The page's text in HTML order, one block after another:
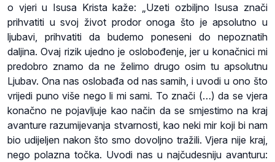
o vjeri u Isusa Krista kaže: „Uzeti ozbiljno Isusa znači
prihvatiti u svoj život prodor onoga što je apsolutno u
ljubavi, prihvatiti da budemo poneseni do nepoznatih
daljina. Ovaj rizik ujedno je oslobođenje, jer u konačnici mi
predobro znamo da ne želimo drugo osim tu apsolutnu
Ljubav. Ona nas oslobađa od nas samih, i uvodi u ono što
vrijedi puno više nego li mi sami. To znači (…) da se vjera
konačno ne pojavljuje kao način da se smjestimo na kraj
avanture razumijevanja stvarnosti, kao neki mir koji bi nam
bio udijeljen nakon što smo dovoljno tražili. Vjera nije kraj,
nego polazna točka. Uvodi nas u najčudesniju avanturu: